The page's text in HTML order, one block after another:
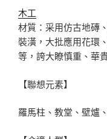
木工
材質：采用仿古地磚
裝潢，大批應用花環、
等，誇大瞭慎重、華
【聯想元素】
羅馬柱、教堂、壁爐